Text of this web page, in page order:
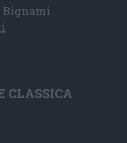
Bignami
CLASSICA